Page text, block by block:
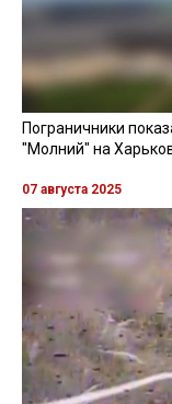
Пограничники
"Молний" на
07 августа 2025